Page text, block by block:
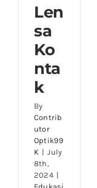
Len
sa
Ko
nta
k
By
Contrib
utor
Optik99
K | July
8th,
2024 |